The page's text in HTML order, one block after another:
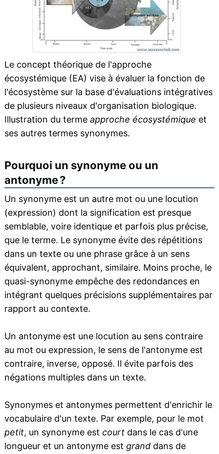
Le concept théorique de l'approche
écosystémique (EA) vise à évaluer la fonction de
l'écosystème sur la base d'évaluations intégratives
de plusieurs niveaux d'organisation biologique.
Illustration du terme approche écosystémique et
ses autres termes synonymes.
Pourquoi un synonyme ou un
antonyme ?
Un synonyme est un autre mot ou une locution
(expression) dont la signification est presque
semblable, voire identique et parfois plus précise,
que le terme. Le synonyme évite des répétitions
dans un texte ou une phrase grâce à un sens
équivalent, approchant, similaire. Moins proche, le
quasi-synonyme empêche des redondances en
intégrant quelques précisions supplémentaires par
rapport au contexte.
Un antonyme est une locution au sens contraire
au mot ou expression, le sens de l'antonyme est
contraire, inverse, opposé. Il évite parfois des
négations multiples dans un texte.
Synonymes et antonymes permettent d'enrichir le
vocabulaire d'un texte. Par exemple, pour le mot
petit, un synonyme est courtdans le cas d'une
longueur et un antonyme est granddans de